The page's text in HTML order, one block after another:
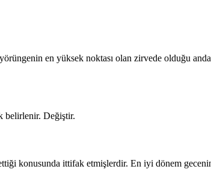
en yüksek noktası olan zirvede olduğu
belirlenir. Değiştir.
konusunda ittifak etmişlerdir. En iyi dönem